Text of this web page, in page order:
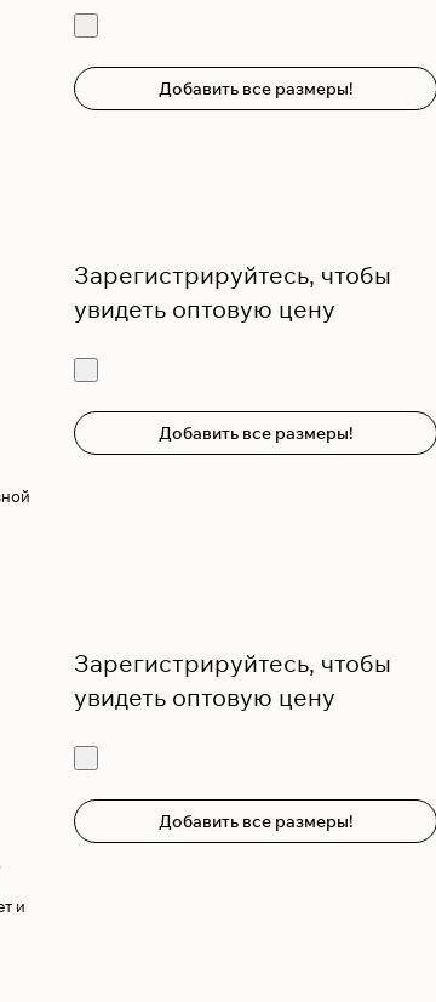
Добавить все размеры!
Зарегистрируйтесь, чтобы
увидеть оптовую цену
Добавить все размеры!
и
Зарегистрируйтесь, чтобы
увидеть оптовую цену
Добавить все размеры!